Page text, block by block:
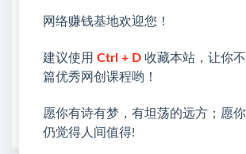
❤能助您：找项目 + 低成本创业 + 减少
❤本站为众多团队提供了重要价值，也
开启网络之门，广受好评！
早为您提供丰盛价值。祝您前程似锦！
网络赚钱基地欢迎您！
建议使用 Ctrl + D 收藏本站，让你
篇优秀网创课程哟！
愿你有诗有梦，有坦荡的远方；愿你
仍觉得人间值得!